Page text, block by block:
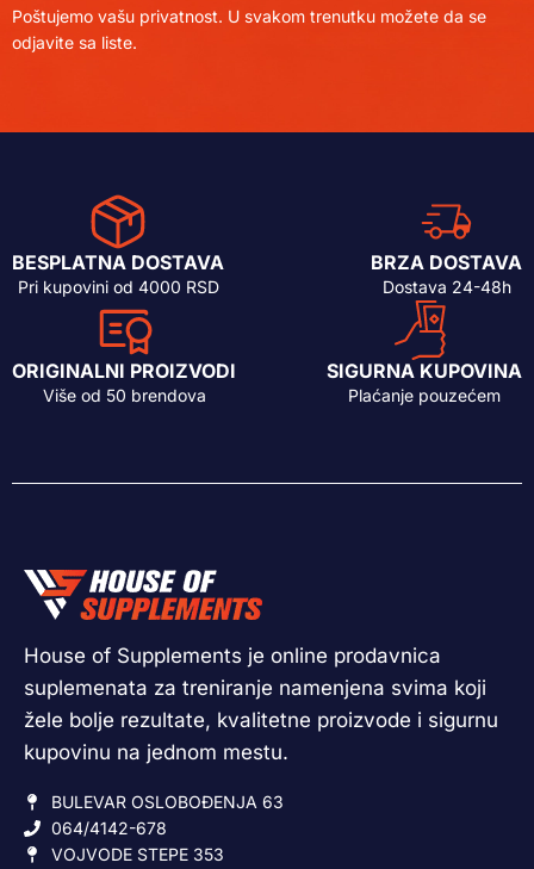
Poštujemo vašu privatnost. U svakom trenutku možete da se
odjavite sa liste.
BESPLATNA DOSTAVA
Pri kupovini od 4000 RSD
BRZA DOSTAVA
Dostava 24-48h
ORIGINALNI PROIZVODI
Više od 50 brendova
SIGURNA KUPOVINA
Plaćanje pouzećem
House of Supplements je online prodavnica
suplemenata za treniranje namenjena svima koji
žele bolje rezultate, kvalitetne proizvode i sigurnu
kupovinu na jednom mestu.
BULEVAR OSLOBOĐENJA 63
064/4142-678
VOJVODE STEPE 353